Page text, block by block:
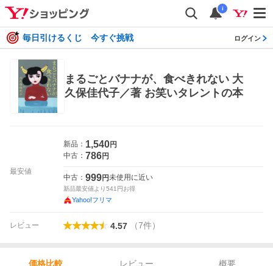
i
毎日引けるくじ 今すぐ挑戦 ログイン
まるごとバナナが、食べきれない 大
久保佳代子／著 お笑いタレントの本
最安値
新品： 1,540円
中古： 786円
中古： 999円未使用に近い
新品最安値より541 円お得
Yahoo!フリマ
レビュー 4.57 （7件）
価格比較 レビュー
概要